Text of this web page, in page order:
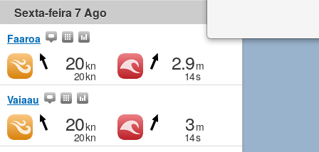
Sexta-feira 7 Ago
Faaroa
20kn
20kn
2.9m
14s
Vaiaau
20kn
20kn
3m
14s